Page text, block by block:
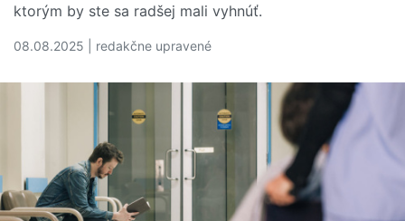
ktorým by ste sa radšej mali vyhnúť.
08.08.2025 | redakčne upravené